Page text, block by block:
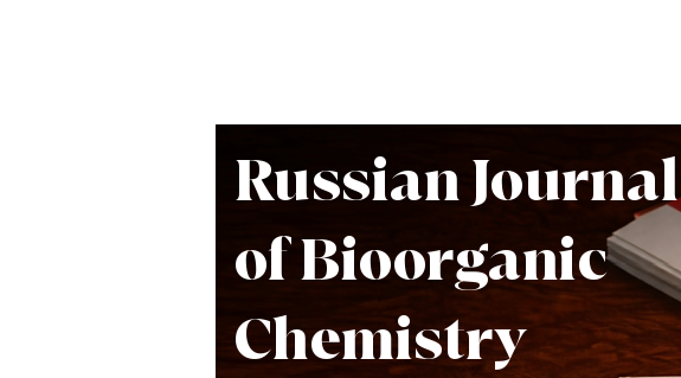
Russian Journal
of Bioorganic
Chemistry